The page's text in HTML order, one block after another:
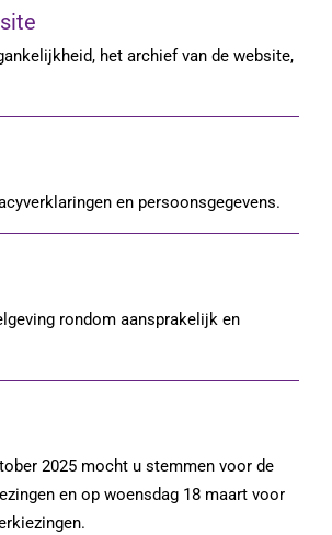
het archief van de website,
en persoonsgegevens.
rondom aansprakelijk en
2025 mocht u stemmen voor de
en op woensdag 18 maart voor